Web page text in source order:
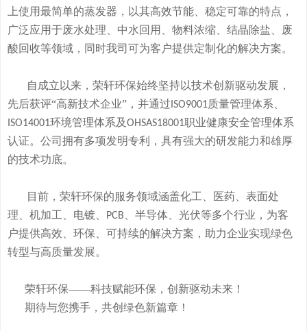
上使用最简单的蒸发器， 以其高效节能、稳定可靠的特点，
广泛应用于废水处理、中水回用、物料浓缩、结晶除盐、废
酸回收等领域， 同时我司可为客户提供定制化的解决方案。
自成立以来，荣轩环保始终坚持以技术创新驱动发展，
先后获评“高新技术企业”，并通过 ISO9001质量管理体系、
ISO14001环境管理体系及OHSAS18001职业健康安全管理体系
认证。公司拥有多项发明专利，具有强大的研发能力和雄厚
的技术功底。
目前，荣轩环保的服务领域涵盖化工、医药、表面处
理、机加工、电镀、
PCB
、半导体、光伏等多个行业，为客
户提供高效、环保、可持续的解决方案，助力企业实现绿色
转型与高质量发展。
荣轩环保——科技赋能环保，创新驱动未来！
期待与您携手，共创绿色新篇章！